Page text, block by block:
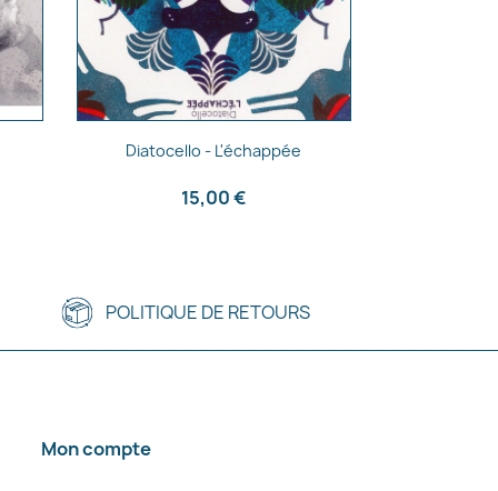
Aperçu rapide
Diatocello - L'échappée
15,00 €
POLITIQUE DE RETOURS
Mon compte